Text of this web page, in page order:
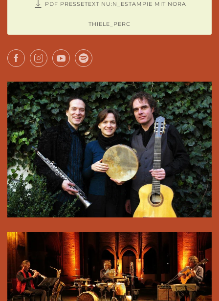
PDF PRESSETEXT NU:N_ESTAMPIE MIT NORA
THIELE_PERC
Pressefoto zum Download